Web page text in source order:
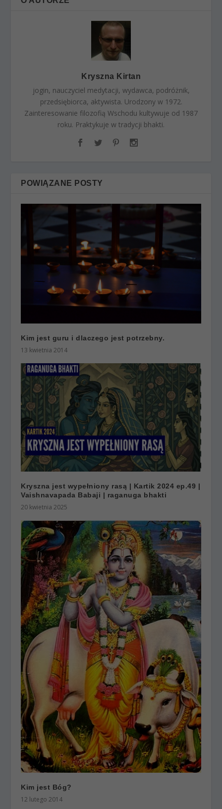
Kryszna Kirtan
jogin, nauczyciel medytacji, wydawca, podróżnik,
przedsiębiorca, aktywista. Urodzony w 1972.
Zainteresowanie filozofią Wschodu kultywuje od 1987
roku. Praktykuje w tradycji bhakti.
POWIĄZANE POSTY
Kim jest guru i dlaczego jest potrzebny.
13 kwietnia 2014
Kryszna jest wypełniony rasą | Kartik 2024 ep.49 |
Vaishnavapada Babaji | raganuga bhakti
20 kwietnia 2025
Kim jest Bóg?
12 lutego 2014